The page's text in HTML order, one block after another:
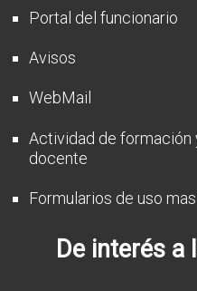
Portal del funcionario
Avisos
WebMail
Actividad de
docente
Formularios de uso
De interés a